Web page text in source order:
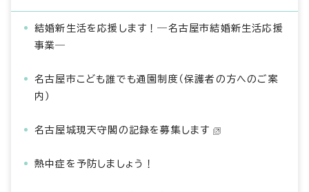
結婚新生活を応援します！―名古屋市結婚新生活応援
事業―
名古屋市こども誰でも通園制度（保護者の方へのご案
内）
名古屋城現天守閣の記録を募集します
熱中症を予防しましょう！